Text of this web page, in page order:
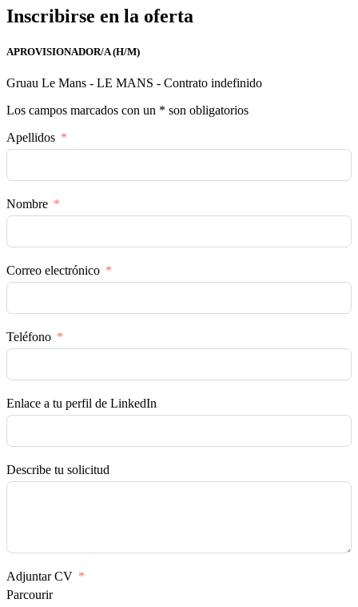
Inscribirse en la oferta
APROVISIONADOR/A (H/M)
Gruau Le Mans - LE MANS - Contrato indefinido
Los campos marcados con un * son obligatorios
Apellidos
Nombre
Correo electrónico
Teléfono
Enlace a tu perfil de LinkedIn
Describe tu solicitud
Adjuntar CV
Parcourir